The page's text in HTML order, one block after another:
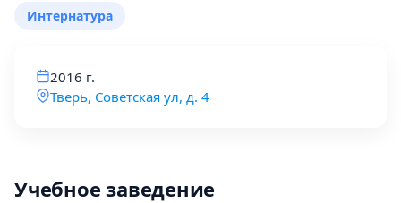
Интернатура
2016 г.
Тверь, Советская ул, д. 4
Учебное заведение